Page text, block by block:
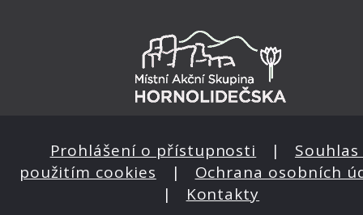
Prohlášení o přístupnosti | Souhlas
použitím cookies | Ochrana osobních
| Kontakty